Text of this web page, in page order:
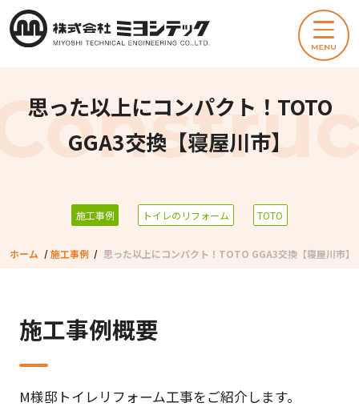
思った以上にコンパクト！TOTO
GGA3交換【寝屋川市】
施工事例 トイレのリフォーム TOTO
ホーム /施工事例 / 思った以上にコンパクト！TOTO GGA3交換【寝屋川市】
施工事例概要
M様邸トイレリフォーム工事をご紹介します。